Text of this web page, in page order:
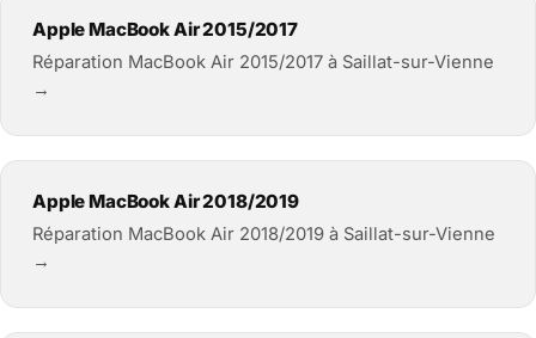
Apple MacBook Air 2015/2017
Réparation MacBook Air 2015/2017 à Saillat-sur-Vienne
→
Apple MacBook Air 2018/2019
Réparation MacBook Air 2018/2019 à Saillat-sur-Vienne
→